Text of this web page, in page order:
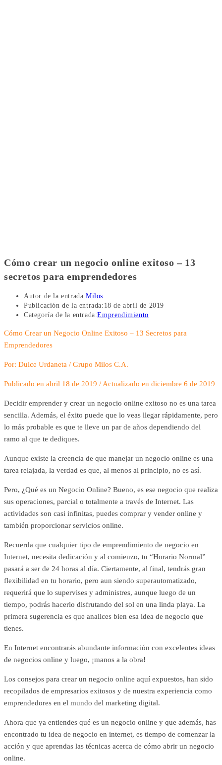
Cómo crear un negocio online exitoso – 13
secretos para emprendedores
Autor de la entrada:Milos
Publicación de la entrada: 18 de abril de 2019
Categoría de la entrada:Emprendimiento
Cómo Crear un Negocio Online Exitoso – 13 Secretos para
Emprendedores
Por: Dulce Urdaneta / Grupo Milos C.A.
Publicado en abril 18 de 2019 / Actualizado en diciembre 6 de 2019
Decidir emprender y crear un negocio online exitoso no es una tarea
sencilla. Además, el éxito puede que lo veas llegar rápidamente, pero
lo más probable es que te lleve un par de años dependiendo del
ramo al que te dediques.
Aunque existe la creencia de que manejar un negocio online es una
tarea relajada, la verdad es que, al menos al principio, no es así.
Pero, ¿Qué es un Negocio Online? Bueno, es ese negocio que realiza
sus operaciones, parcial o totalmente a través de Internet. Las
actividades son casi infinitas, puedes comprar y vender online y
también proporcionar servicios online.
Recuerda que cualquier tipo de emprendimiento de negocio en
Internet, necesita dedicación y al comienzo, tu “Horario Normal”
pasará a ser de 24 horas al día. Ciertamente, al final, tendrás gran
flexibilidad en tu horario, pero aun siendo superautomatizado,
requerirá que lo supervises y administres, aunque luego de un
tiempo, podrás hacerlo disfrutando del sol en una linda playa. La
primera sugerencia es que analices bien esa idea de negocio que
tienes.
En Internet encontrarás abundante información con excelentes ideas
de negocios online y luego, ¡manos a la obra!
Los consejos para crear un negocio online aquí expuestos, han sido
recopilados de empresarios exitosos y de nuestra experiencia como
emprendedores en el mundo del marketing digital.
Ahora que ya entiendes qué es un negocio online y que además, has
encontrado tu idea de negocio en internet, es tiempo de comenzar la
acción y que aprendas las técnicas acerca de cómo abrir un negocio
online.